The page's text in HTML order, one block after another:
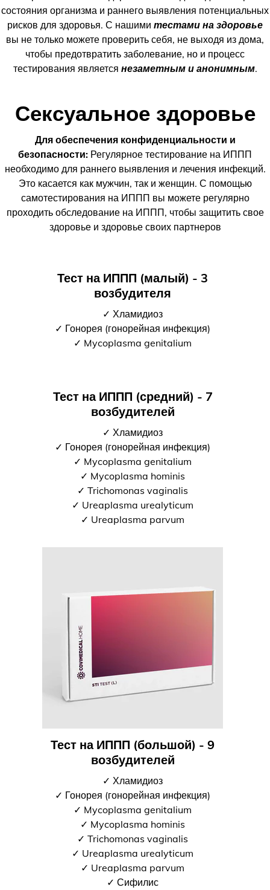
состояния организма и раннего выявления потенциальных
рисков для здоровья. С нашими тестами на здоровье
вы не только можете проверить себя, не выходя из дома,
чтобы предотвратить заболевание, но и процесс
тестирования является незаметным и анонимным.
Сексуальное здоровье
Для обеспечения конфиденциальности и
безопасности: Регулярное тестирование на ИППП
необходимо для раннего выявления и лечения инфекций.
Это касается как мужчин, так и женщин. С помощью
самотестирования на ИППП вы можете регулярно
проходить обследование на ИППП, чтобы защитить свое
здоровье и здоровье своих партнеров
Тест на ИППП (малый) - 3
возбудителя
✓ Хламидиоз
✓ Гонорея (гонорейная инфекция)
✓ Mycoplasma genitalium
Тест на ИППП (средний) - 7
возбудителей
✓ Хламидиоз
✓ Гонорея (гонорейная инфекция)
✓ Mycoplasma genitalium
✓ Mycoplasma hominis
✓ Trichomonas vaginalis
✓ Ureaplasma urealyticum
✓ Ureaplasma parvum
Тест на ИППП (большой) - 9
возбудителей
✓ Хламидиоз
✓ Гонорея (гонорейная инфекция)
✓ Mycoplasma genitalium
✓ Mycoplasma hominis
✓ Trichomonas vaginalis
✓ Ureaplasma urealyticum
✓ Ureaplasma parvum
✓ Сифилис